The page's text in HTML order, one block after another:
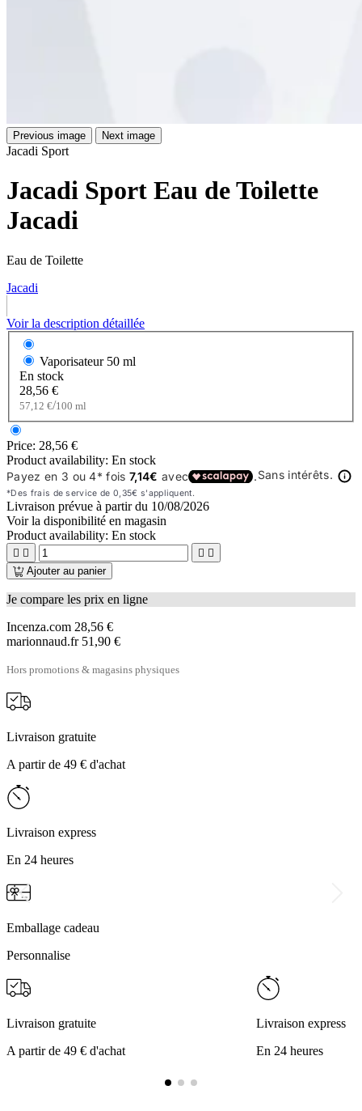
Previous image Next image
Jacadi Sport
Jacadi Sport Eau de Toilette
Jacadi
Eau de Toilette
Jacadi
Voir la description détaillée
Vaporisateur 50 ml
En stock
28,56 €
57,12 €/100 ml
Price: 28,56 €
Product availability: En stock
Livraison prévue à partir du 10/08/2026
Voir la disponibilité en magasin
Product availability: En stock
   
Ajouter au panier
Je compare les prix en ligne
Incenza.com 28,56 €
marionnaud.fr 51,90 €
Hors promotions & magasins physiques
Livraison gratuite
A partir de 49 € d'achat
Livraison express
En 24 heures
Emballage cadeau
Personnalise
Livraison gratuite
A partir de 49 € d'achat
Livraison express
En 24 heures